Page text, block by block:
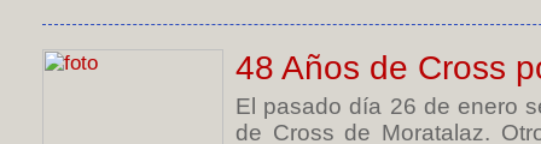
48 Años de Cross
El pasado día 26 de enero
de Cross de Moratalaz.